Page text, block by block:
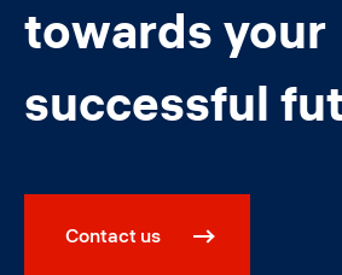
towards your
successful
Contact us